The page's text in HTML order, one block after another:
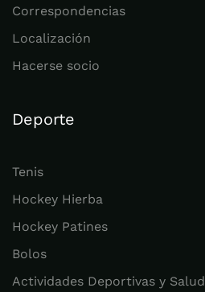
Correspondencias
Localización
Hacerse socio
Deporte
Tenis
Hockey Hierba
Hockey Patines
Bolos
Actividades Deportivas y Salud